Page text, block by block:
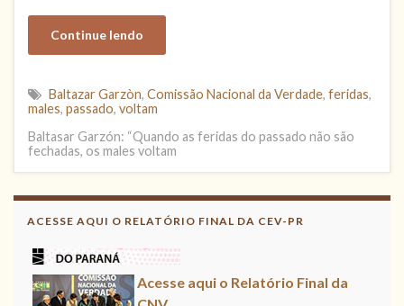
Continue lendo
Baltazar Garzòn, Comissão Nacional da Verdade, feridas,
males, passado, voltam
Baltasar Garzón: “Quando as feridas do passado não são
fechadas, os males voltam
ACESSE AQUI O RELATÓRIO FINAL DA CEV-PR
Acesse aqui
Leia, contribua !
Acesse aqui o Relatório Final da
CNV